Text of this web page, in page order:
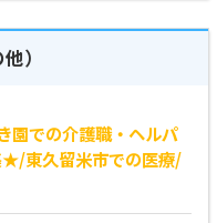
）
園での介護職・ヘルパ
東久留米市での医療/